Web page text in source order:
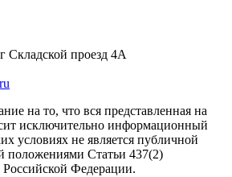
Складской проезд 4А
на то, что вся представленная на
исключительно информационный
условиях не является публичной
положениями Статьи 437(2)
Российской Федерации.